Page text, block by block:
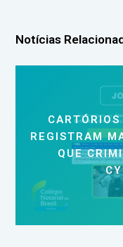
Notícias
REGISTRAM
QUE